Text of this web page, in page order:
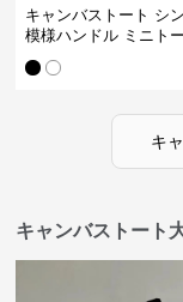
キャンバストート シ
模様ハンドル ミニト
キ
キャンバストート